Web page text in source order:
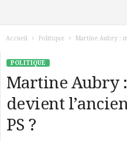
Accueil Politique Martine Aubry :
POLITIQUE
Martine Aubry
devient
PS ?